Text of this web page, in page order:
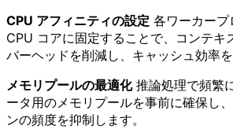
CPU アフィニティの設定 各ワーカー
CPU コアに固定することで、コンテキ
バーヘッドを削減し、キャッシュ効率を
メモリプールの最適化推論処理で頻繁
ータ用のメモリプールを事前に確保し
ンの頻度を抑制します。